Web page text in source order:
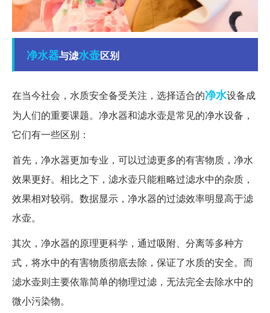
净水器与滤水壶区别
在当今社会，水质安全备受关注，选择适合的净水设备成
为人们的重要课题。净水器和滤水壶是常见的净水设备，
它们有一些区别：
首先，净水器更加专业，可以过滤更多的有害物质，净水
效果更好。相比之下，滤水壶只能粗略过滤水中的杂质，
效果相对较弱。数据显示，净水器的过滤效率明显高于滤
水壶。
其次，净水器的原理更科学，通过吸附、分离等多种方
式，将水中的有害物质彻底去除，保证了水质的安全。而
滤水壶则主要依靠简单的物理过滤，无法完全去除水中的
微小污染物。